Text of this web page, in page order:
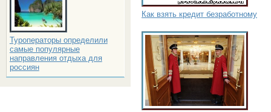
Туроператоры определили
самые популярные
направления отдыха для
россиян
Как взять кредит безработному